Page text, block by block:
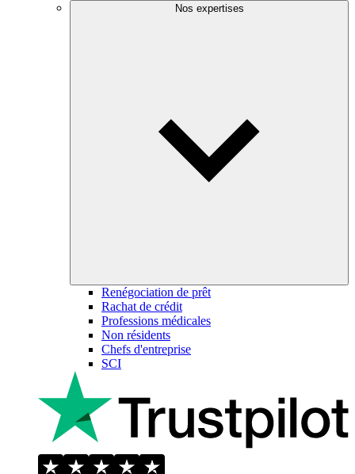
Nos expertises
Renégociation de prêt
Rachat de crédit
Professions médicales
Non résidents
Chefs d'entreprise
SCI